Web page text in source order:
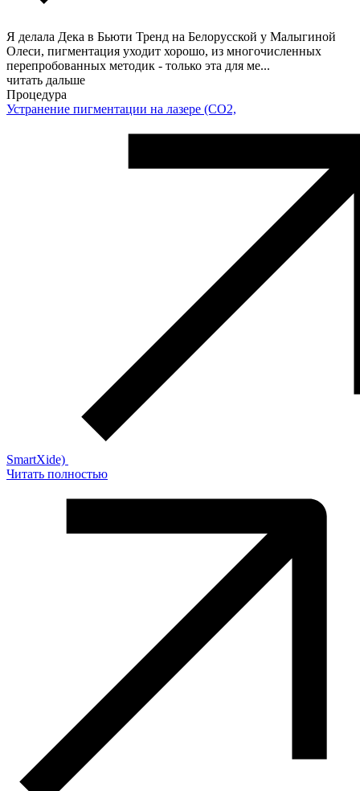
Я делала Дека в Бьюти Тренд на Белорусской у Малыгиной
Олеси, пигментация уходит хорошо, из многочисленных
перепробованных методик - только эта для ме...
читать дальше
Процедура
Устранение пигментации на лазере (СO2,
SmartXide)
Читать полностью